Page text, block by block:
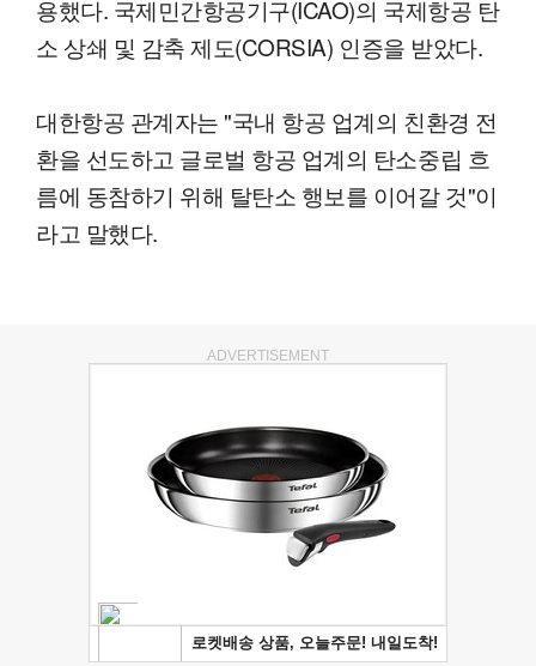
용했다. 국제민간항공기구(ICAO)의 국제항공 탄
소 상쇄 및 감축 제도(CORSIA) 인증을 받았다.
대한항공 관계자는 "국내 항공 업계의 친환경 전
환을 선도하고 글로벌 항공 업계의 탄소중립 흐
름에 동참하기 위해 탈탄소 행보를 이어갈 것"이
라고 말했다.
ADVERTISEMENT